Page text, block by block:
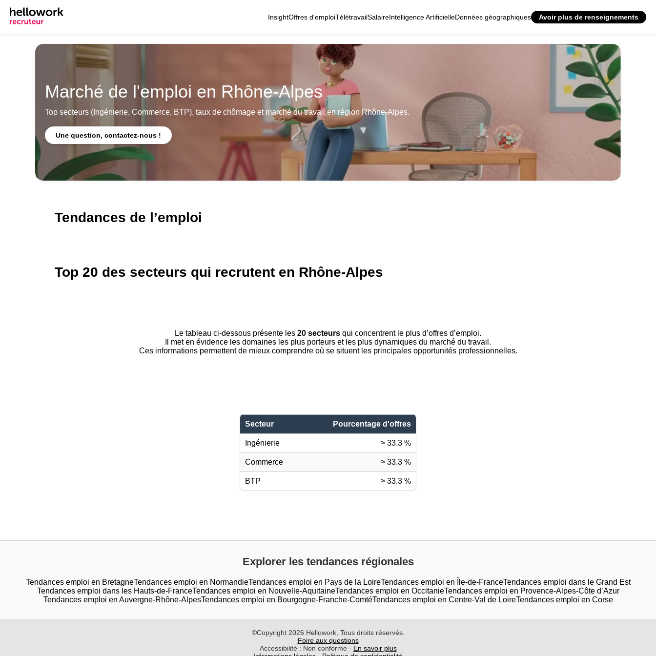
InsightOffres d'emploiTélétravailSalaireIntelligence ArtificielleDonnées géographiques Avoir plus de renseignements
Marché de l'emploi en Rhône-Alpes
Top secteurs (Ingénierie, Commerce, BTP), taux de chômage et marché du travail en région Rhône-Alpes.
Une question, contactez-nous !
Tendances de l’emploi
Top 20 des secteurs qui recrutent en Rhône-Alpes
Le tableau ci-dessous présente les 20 secteurs qui concentrent le plus d’offres d’emploi.
Il met en évidence les domaines les plus porteurs et les plus dynamiques du marché du travail.
Ces informations permettent de mieux comprendre où se situent les principales opportunités professionnelles.
Secteur Pourcentage d'offres
Ingénierie ≈ 33.3 %
Commerce ≈ 33.3 %
BTP ≈ 33.3 %
Explorer les tendances régionales
Tendances emploi en BretagneTendances emploi en NormandieTendances emploi en Pays de la LoireTendances emploi en Île-de-FranceTendances emploi dans le Grand Est
Tendances emploi dans les Hauts-de-FranceTendances emploi en Nouvelle-AquitaineTendances emploi en OccitanieTendances emploi en Provence-Alpes-Côte d’Azur
Tendances emploi en Auvergne-Rhône-AlpesTendances emploi en Bourgogne-Franche-ComtéTendances emploi en Centre-Val de LoireTendances emploi en Corse
©Copyright 2026 Hellowork, Tous droits réservés.
Foire aux questions
Accessibilité : Non conforme - En savoir plus